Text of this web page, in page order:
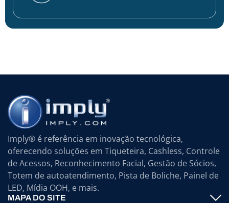
Imply® é referência em inovação tecnológica,
oferecendo soluções em Tiqueteira, Cashless, Controle
de Acessos, Reconhecimento Facial, Gestão de Sócios,
Totem de autoatendimento, Pista de Boliche, Painel de
LED, Mídia OOH, e mais.
MAPA DO SITE